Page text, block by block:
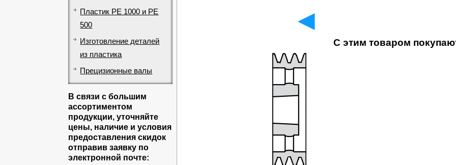
Пластик PE 1000 и PE
500
Изготовление деталей
из пластика
Прецизионные валы
В связи с большим
ассортиментом
продукции, уточняйте
цены, наличие и условия
предоставления скидок
отправив заявку по
электронной почте:
◄
С этим товаром